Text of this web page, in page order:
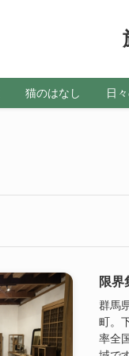
猫のはなし 日
限界
群馬
町。
率全